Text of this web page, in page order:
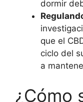
dormir
que el
ciclo del
a
¿Cómo